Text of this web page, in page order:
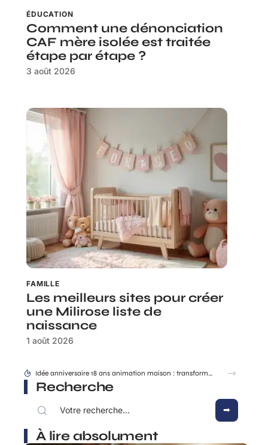
ÉDUCATION
Comment une dénonciation
CAF mère isolée est traitée
étape par étape ?
3 août 2026
FAMILLE
Les meilleurs sites pour créer
une Milirose liste de
naissance
1 août 2026
Idée anniversaire 18 ans animation maison : transformer son salon en club privé
Recherche
À lire absolument